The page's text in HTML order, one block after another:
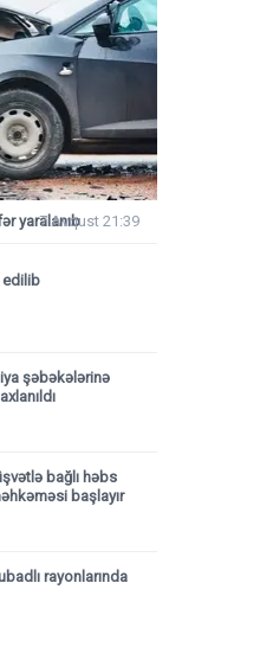
yaralanıb
7 Avqust 21:39
edilib
şəbəkələrinə
bağlı həbs
başlayır
rayonlarında